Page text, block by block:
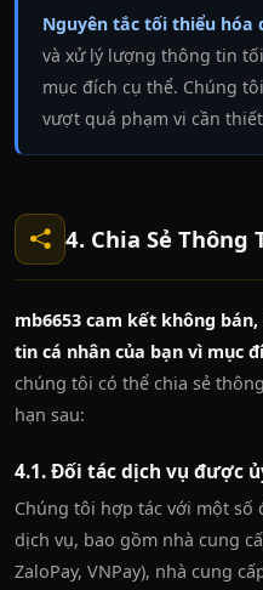
Nguyên tắc tối thiểu hóa
và xử lý lượng thông tin
mục đích cụ thể. Chúng
vượt quá phạm vi cần
4. Chia Sẻ Thông
mb6653 cam kết không
tin cá nhân của bạn vì mục
chúng tôi có thể chia sẻ
hạn sau:
4.1. Đối tác dịch vụ được
Chúng tôi hợp tác với một số
dịch vụ, bao gồm nhà cung
ZaloPay, VNPay), nhà cung